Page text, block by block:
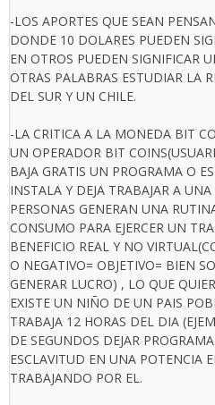
-LOS APORTES QUE SEAN
DONDE 10 DOLARES PUEDEN
EN OTROS PUEDEN SIGNIFICAR
OTRAS PALABRAS ESTUDIAR LA
DEL SUR Y UN CHILE.
-LA CRITICA A LA MONEDA BIT
UN OPERADOR BIT
BAJA GRATIS UN PROGRAMA O
INSTALA Y DEJA TRABAJAR A
PERSONAS GENERAN UNA
CONSUMO PARA EJERCER UN
BENEFICIO REAL Y NO
O NEGATIVO= OBJETIVO= BIEN
GENERAR LUCRO) , LO QUE
EXISTE UN NIÑO DE UN PAIS
TRABAJA 12 HORAS DEL DIA
DE SEGUNDOS DEJAR
ESCLAVITUD EN UNA POTENCIA
TRABAJANDO POR EL.